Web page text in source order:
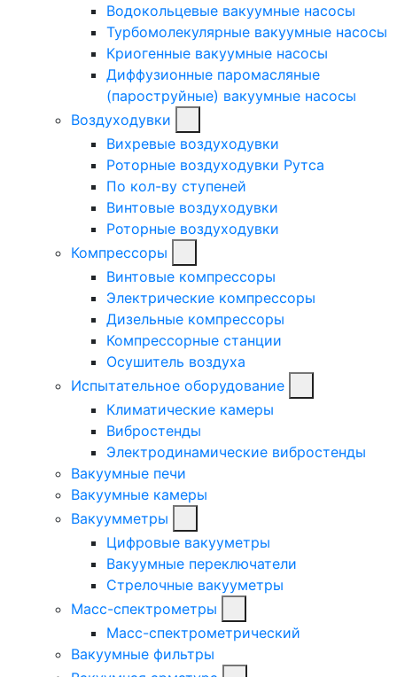
Водокольцевые вакуумные насосы
Турбомолекулярные вакуумные насосы
Криогенные вакуумные насосы
Диффузионные паромасляные
(пароструйные) вакуумные насосы
Воздуходувки
Вихревые воздуходувки
Роторные воздуходувки Рутса
По кол-ву ступеней
Винтовые воздуходувки
Роторные воздуходувки
Компрессоры
Винтовые компрессоры
Электрические компрессоры
Дизельные компрессоры
Компрессорные станции
Осушитель воздуха
Испытательное оборудование
Климатические камеры
Вибростенды
Электродинамические вибростенды
Вакуумные печи
Вакуумные камеры
Вакуумметры
Цифровые вакууметры
Вакуумные переключатели
Стрелочные вакууметры
Масс-спектрометры
Масс-спектрометрический
Вакуумные фильтры